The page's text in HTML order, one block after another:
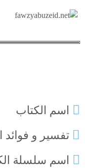
اسم الكتاب
تفسير و فوائد
اسم سلسلة